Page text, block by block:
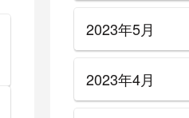
2023年5月
2023年4月